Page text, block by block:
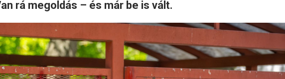
rá megoldás – és már be is vált.